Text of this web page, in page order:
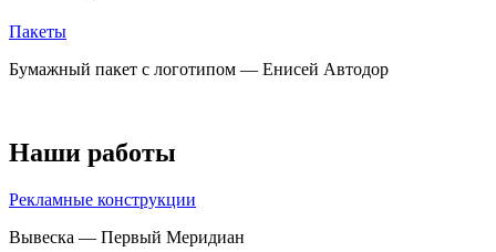
Пакеты
Бумажный пакет с логотипом — Енисей Автодор
Наши работы
Рекламные конструкции
Вывеска — Первый Меридиан